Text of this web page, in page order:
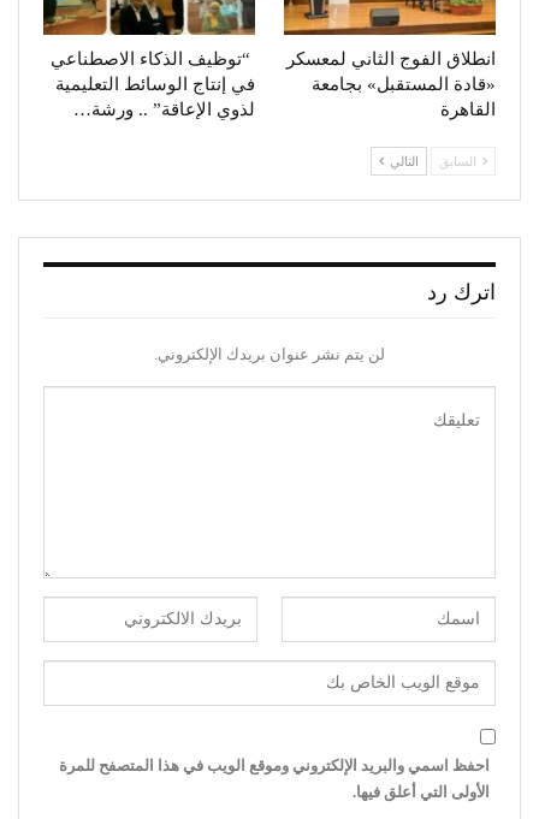
انطلاق الفوج الثاني لمعسكر
«قادة المستقبل» بجامعة
القاهرة
“توظيف الذكاء الاصطناعي
في إنتاج الوسائط التعليمية
لذوي الإعاقة” .. ورشة…
السابق التالي
اترك رد
لن يتم نشر عنوان بريدك الإلكتروني.
احفظ اسمي والبريد الإلكتروني وموقع الويب في هذا المتصفح للمرة
الأولى التي أعلق فيها.